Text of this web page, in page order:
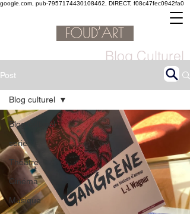
google.com, pub-7957174430108462, DIRECT, f08c47fec0942fa0
Blog Culturel
Post
Blog culturel
serie
Théâtre
Cinéma
Musique
Blog culturel